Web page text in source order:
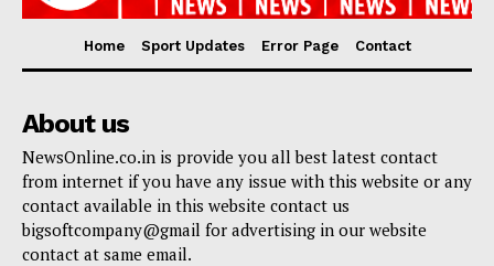
Home Sport Updates Error Page Contact
About us
NewsOnline.co.in is provide you all best latest contact
from internet if you have any issue with this website or any
contact available in this website contact us
bigsoftcompany@gmail for advertising in our website
contact at same email.